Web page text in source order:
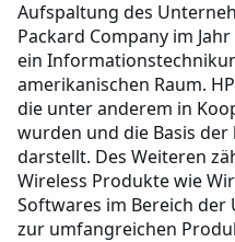
Aufspaltung des
Packard Company im
ein
amerikanischen Raum.
die unter anderem in
wurden und die Basis der
darstellt. Des Weiteren
Wireless Produkte wie
Softwares im Bereich
zur umfangreichen